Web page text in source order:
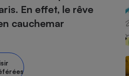
En effet, le rêve
cauchemar